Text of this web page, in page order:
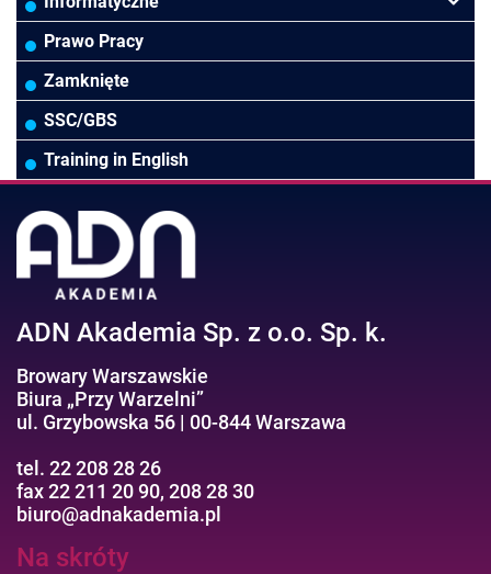
Rady Nadzorcze/Zarząd
Biura rachunkowe
TSL
Ubezpieczenia
Wodociągi/Kanalizacja
Pozostałe branże
Prawo
Podatki
Pozostałe
Zarządzanie projektami/Procesami
HR/Zarządzanie Kapitałem Ludzkim
Prawo pracy
Asystentka/Sekretarka
Efektywność osobista//Wellbeing
MS Excel/Makra/VBA
Online Power BI/Power Query/Dashboardy
MS 365/SharePoint/Bazy danych
MS Project/Word/PowerPoint
Prawo Pracy
Zamknięte
SSC/GBS
Training in English
ADN Akademia Sp. z o.o. Sp. k.
Browary Warszawskie
Biura „Przy Warzelni”
ul. Grzybowska 56 | 00-844 Warszawa
tel. 22 208 28 26
fax 22 211 20 90, 208 28 30
biuro@adnakademia.pl
Na skróty